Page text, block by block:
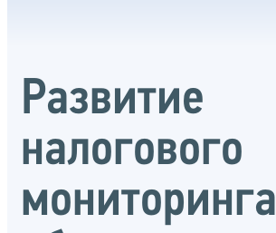
Развитие
налогового
мониторинга